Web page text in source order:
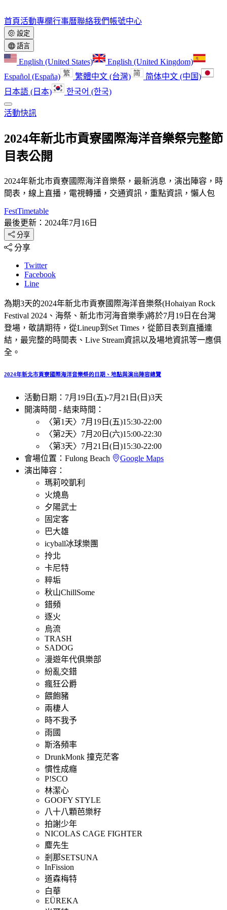
首頁活動專欄行事曆聯絡我們帳號中心
設定
語言
English (United States)
English (United Kingdom)
Español (España)
繁體中文 (台灣)
简体中文 (中国)
日本語 (日本)
한국어 (한국)
活動快訊
2024年新北市貢寮國際海洋音樂祭完整節
目表公開
2024年新北市貢寮國際海洋音樂祭，最新消息，演出陣容，時
間表，線上直播，電視轉播，交通資訊，重點資訊，懶人包
FestTimetable
最後更新：2024年7月16日
分享
分享
Twitter
Facebook
Line
為期3天的2024年新北市貢寮國際海洋音樂祭(Hohaiyan Rock
Festival 2024、海祭、新北市河海音樂季)將於7月19日在台灣
登場，敬請期待，從Lineup到Set Times，從節目表到直播連
結，最完整的時間表、Live Stream資訊以及場地資訊等一應俱
全。
2024年新北市貢寮國際海洋音樂祭的日期、地點與演出陣容總覽
活動日期： 7月19日(五)-7月21日(日)3天
開演時間 - 結束時間：
〈第1天〉 7月19日(五)15:30-22:00
〈第2天〉 7月20日(六)15:00-22:30
〈第3天〉 7月21日(日)15:30-22:00
會場位置： Fulong Beach
Google Maps
演出陣容：
瑪莉咬凱利
火燒島
夕陽武士
固定客
巴大雄
icyball冰球樂團
拎北
卡尼特
粹垢
秋山ChillSome
錯頻
逐火
烏流
TRASH
SADOG
漫遊年代俱樂部
紛亂交錯
瘋狂公爵
餵飽豬
兩棲人
時不我予
雨國
斯洛頻率
DrunkMonk 撞克茫客
慣性成癮
P!SCO
林潔心
GOOFY STYLE
八十八顆芭樂籽
拍謝少年
NICOLAS CAGE FIGHTER
麋先生
剎那SETSUNA
InFission
道森梅特
白華
EÜREKA